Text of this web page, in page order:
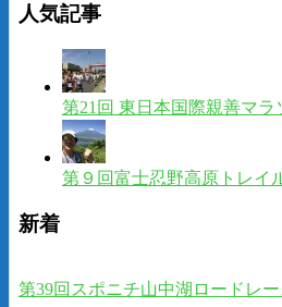
人気記事
第21回 東日本国際親善マラ
第９回富士忍野高原トレイ
新着
第39回スポニチ山中湖ロードレ